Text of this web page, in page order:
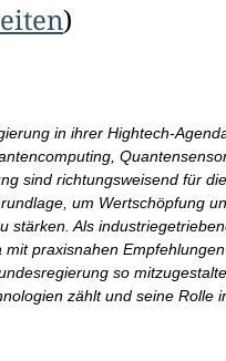
)
in ihrer Hightech-
sind richtungsweisend für
um Wertschöpfung
stärken. Als
praxisnahen
so
zählt und seine Rolle